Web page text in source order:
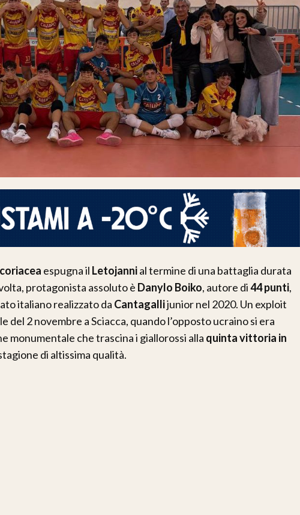
espugna il Letojannial termine di una battaglia durata
protagonista assoluto è Danylo Boiko, autore di44 punti,
italiano realizzato da Cantagallijunior nel 2020. Un exploit
del 2 novembre a Sciacca, quando l’opposto ucraino si era
monumentale che trascina i giallorossi alla quinta vittoria in
di altissima qualità.